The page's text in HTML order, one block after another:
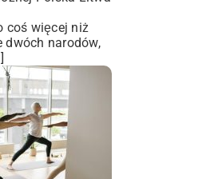
coś więcej niż
narodów,